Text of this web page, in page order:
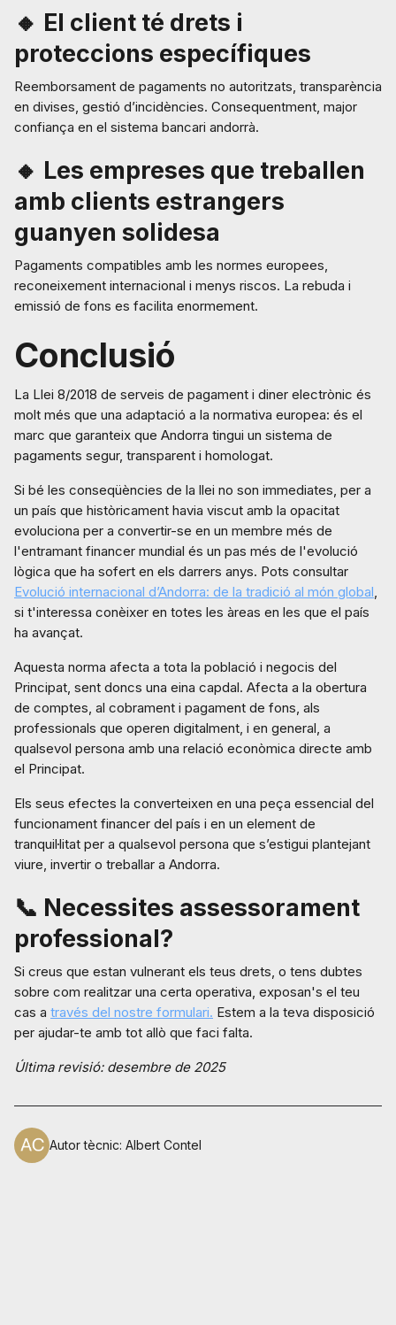
🔸 El client té drets i
proteccions específiques
Reemborsament de pagaments no autoritzats, transparència
en divises, gestió d’incidències. Consequentment, major
confiança en el sistema bancari andorrà.
🔸 Les empreses que treballen
amb clients estrangers
guanyen solidesa
Pagaments compatibles amb les normes europees,
reconeixement internacional i menys riscos. La rebuda i
emissió de fons es facilita enormement.
Conclusió
La Llei 8/2018 de serveis de pagament i diner electrònic és
molt més que una adaptació a la normativa europea: és el
marc que garanteix que Andorra tingui un sistema de
pagaments segur, transparent i homologat.
Si bé les conseqüències de la llei no son immediates, per a
un país que històricament havia viscut amb la opacitat
evoluciona per a convertir-se en un membre més de
l'entramant financer mundial és un pas més de l'evolució
lògica que ha sofert en els darrers anys. Pots consultar
Evolució internacional d’Andorra: de la tradició al món global,
si t'interessa conèixer en totes les àreas en les que el país
ha avançat.
Aquesta norma afecta a tota la població i negocis del
Principat, sent doncs una eina capdal. Afecta a la obertura
de comptes, al cobrament i pagament de fons, als
professionals que operen digitalment, i en general, a
qualsevol persona amb una relació econòmica directe amb
el Principat.
Els seus efectes la converteixen en una peça essencial del
funcionament financer del país i en un element de
tranquil·litat per a qualsevol persona que s’estigui plantejant
viure, invertir o treballar a Andorra.
📞 Necessites assessorament
professional?
Si creus que estan vulnerant els teus drets, o tens dubtes
sobre com realitzar una certa operativa, exposan's el teu
cas a través del nostre formulari. Estem a la teva disposició
per ajudar-te amb tot allò que faci falta.
Última revisió: desembre de 2025
Autor tècnic: Albert Contel